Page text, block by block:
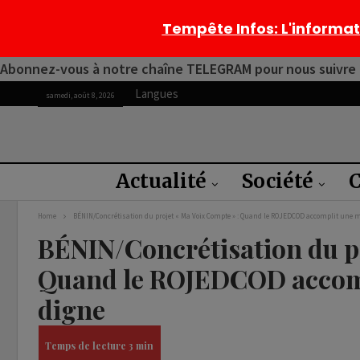
Abonnez-vous à notre chaîne TELEGRAM pour nous
samedi, août 8, 2026 Langues
Actualité Société
Home BÉNIN/Concrétisation du projet « Ma Voix Compte » : Quand le ROJEDCOD accomplit une
BÉNIN/Concrétisation du
Quand le ROJEDCOD
digne
Tempête Infos: